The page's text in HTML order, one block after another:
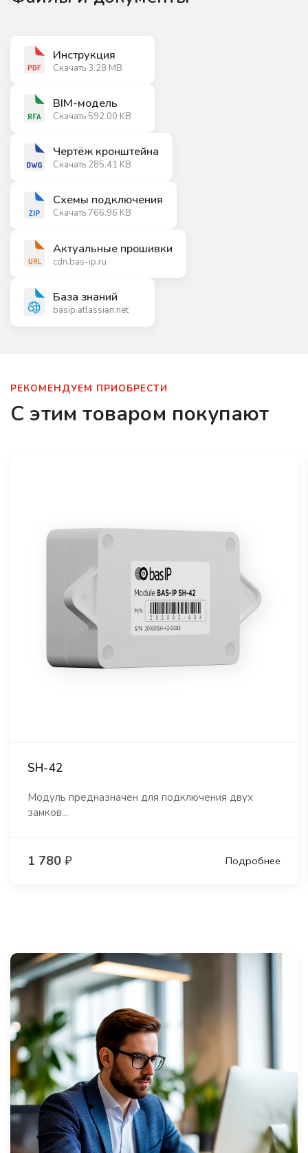
Инструкция
Скачать 3.28 MB
BIM-модель
Скачать 592.00 KB
Чертёж кронштейна
Скачать 285.41 KB
Схемы подключения
Скачать 766.96 KB
Актуальные прошивки
cdn.bas-ip.ru
База знаний
basip.atlassian.net
РЕКОМЕНДУЕМ ПРИОБРЕСТИ
С этим товаром покупают
SH-42
Модуль предназначен для подключения двух
замков...
1 780 ₽ Подробнее